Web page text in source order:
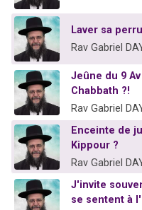
Laver sa
Rav Gabriel
Jeûne du 9
Chabbath ?!
Rav Gabriel
Enceinte de
Kippour ?
Rav Gabriel
J'invite
se sentent à